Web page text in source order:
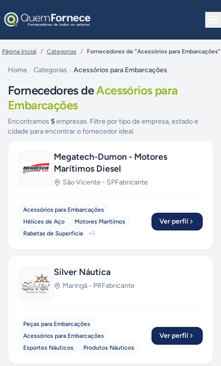
Página Inicial / Categorias / Fornecedores de "Acessórios para Embarcações"
Home Categorias Acessórios para Embarcações
Fornecedores deAcessórios para
Embarcações
Encontramos 5empresas. Filtre por tipo de empresa, estado e
cidade para encontrar o fornecedor ideal.
Megatech-Dumon - Motores
Marítimos Diesel
São Vicente - SPFabricante
Acessórios para Embarcações
Hélices de Aço
Motores Marítimos
Rabetas de Superfície
+5
Ver perfil
Silver Náutica
Maringá - PRFabricante
Peças para Embarcações
Acessórios para Embarcações
Esportes Náuticos
Produtos Náuticos
Ver perfil